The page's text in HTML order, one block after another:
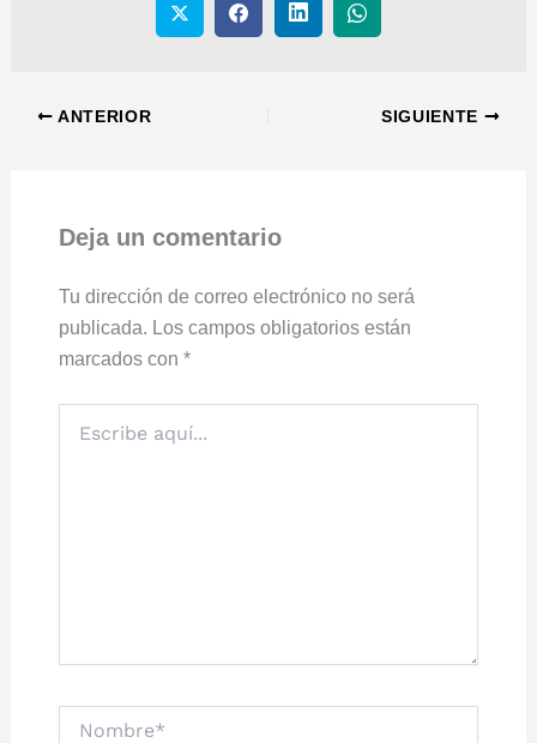
ANTERIOR SIGUIENTE
Deja un comentario
Tu dirección de correo electrónico no será
publicada. Los campos obligatorios están
marcados con *
aquí...